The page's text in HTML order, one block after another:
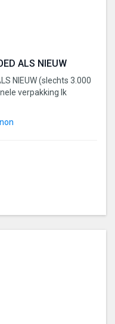
ALS NIEUW
NIEUW (slechts 3.000
verpakking Ik